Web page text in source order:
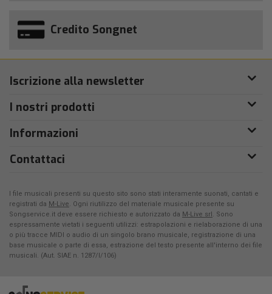
Credito Songnet
Iscrizione alla newsletter
I nostri prodotti
Informazioni
Contattaci
I file musicali presenti su questo sito sono stati interamente suonati, cantati e
registrati da M-Live. Ogni riutilizzo del materiale musicale presente su
Songservice.it deve essere richiesto e autorizzato da M-Live srl. Sono
espressamente vietati i seguenti utilizzi: estrapolazioni e rielaborazione di una
o più tracce MIDI o audio di un singolo brano musicale, registrazione di una
base musicale o parte di essa, estrazione del testo presente all'interno dei file
musicali. (Aut. SIAE n. 1287/I/106)